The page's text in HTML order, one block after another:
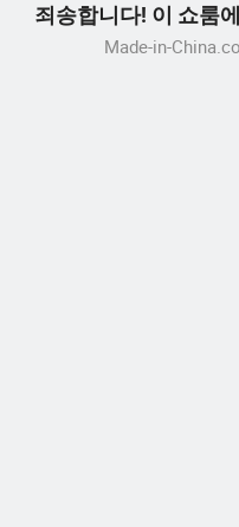
죄송합니다! 이 쇼룸
Made-in-